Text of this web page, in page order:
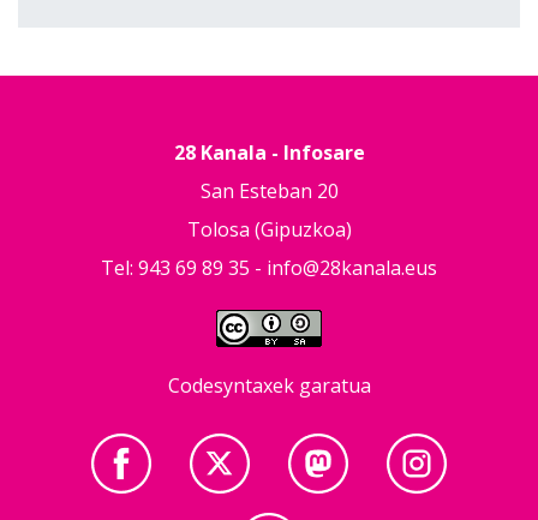
28 Kanala - Infosare
San Esteban 20
Tolosa (Gipuzkoa)
Tel: 943 69 89 35 - info@28kanala.eus
Codesyntaxek garatua